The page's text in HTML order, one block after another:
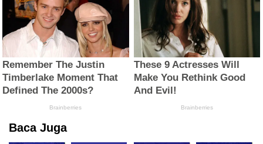
Baca Juga